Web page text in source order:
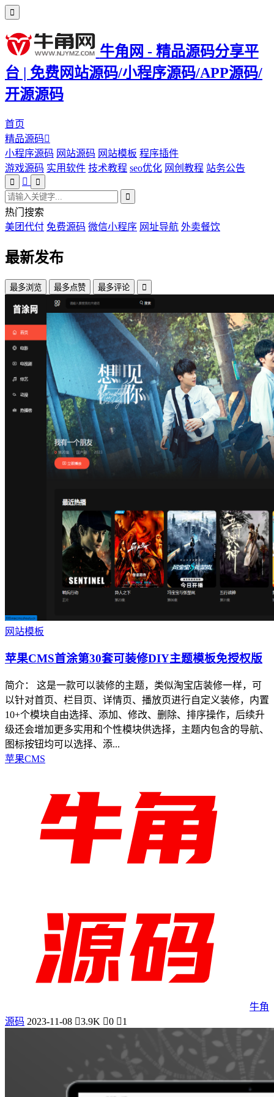
牛角网 - 精品源码分享平
台 | 免费网站源码/小程序源码/APP源码/
开源源码
首页
精品源码
小程序源码 网站源码 网站模板 程序插件
游戏源码 实用软件 技术教程 seo优化 网创教程 站务公告
热门搜索
美团代付 免费源码 微信小程序 网址导航 外卖餐饮
最新发布
最多浏览 最多点赞 最多评论
网站模板
苹果CMS首涂第30套可装修DIY主题模板免授权版
简介： 这是一款可以装修的主题，类似淘宝店装修一样，可
以针对首页、栏目页、详情页、播放页进行自定义装修，内置
10+个模块自由选择、添加、修改、删除、排序操作，后续升
级还会增加更多实用和个性模块供选择，主题内包含的导航、
图标按钮均可以选择、添...
苹果CMS
牛角
源码 2023-11-08 3.9K 0 1